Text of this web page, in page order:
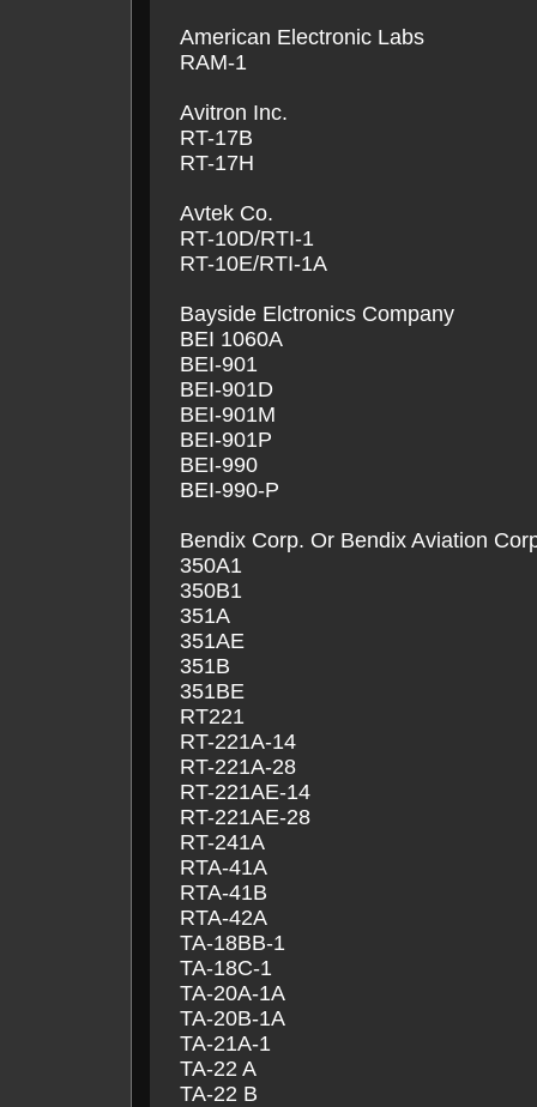
American Electronic Labs
RAM-1
Avitron Inc.
RT-17B
RT-17H
Avtek Co.
RT-10D/RTI-1
RT-10E/RTI-1A
Bayside Elctronics Company
BEI 1060A
BEI-901
BEI-901D
BEI-901M
BEI-901P
BEI-990
BEI-990-P
Bendix Corp. Or Bendix Aviation
350A1
350B1
351A
351AE
351B
351BE
RT221
RT-221A-14
RT-221A-28
RT-221AE-14
RT-221AE-28
RT-241A
RTA-41A
RTA-41B
RTA-42A
TA-18BB-1
TA-18C-1
TA-20A-1A
TA-20B-1A
TA-21A-1
TA-22 A
TA-22 B